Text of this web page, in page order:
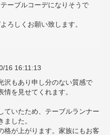
ーブルコーデになりそうで
ろしくお願い致します。
16 16:11:13
沢もあり申し分のない質感で
を見せてくれます。
ていたため、テーブルランナー
した。
格が上がります。家族にもお客